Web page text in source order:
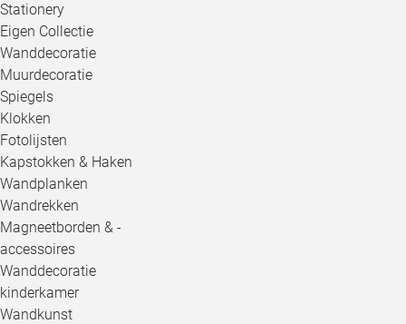
Stationery
Eigen Collectie
Wanddecoratie
Muurdecoratie
Spiegels
Klokken
Fotolijsten
Kapstokken & Haken
Wandplanken
Wandrekken
Magneetborden & -
accessoires
Wanddecoratie
kinderkamer
Wandkunst